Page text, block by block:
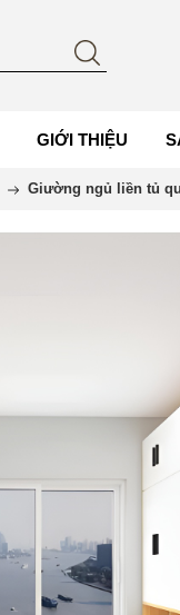
GIỚI THIỆU
Giường ngủ liền tủ